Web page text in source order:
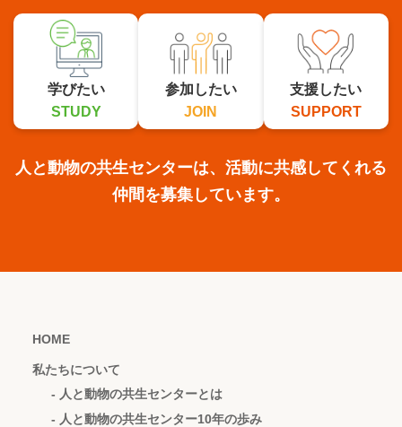
学びたい
STUDY
参加したい
JOIN
支援したい
SUPPORT
人と動物の共生センターは、活動に共感してくれる
仲間を募集しています。
HOME
私たちについて
- 人と動物の共生センターとは
- 人と動物の共生センター10年の歩み